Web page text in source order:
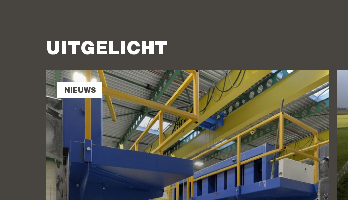
UITGELICHT
NIEUWS